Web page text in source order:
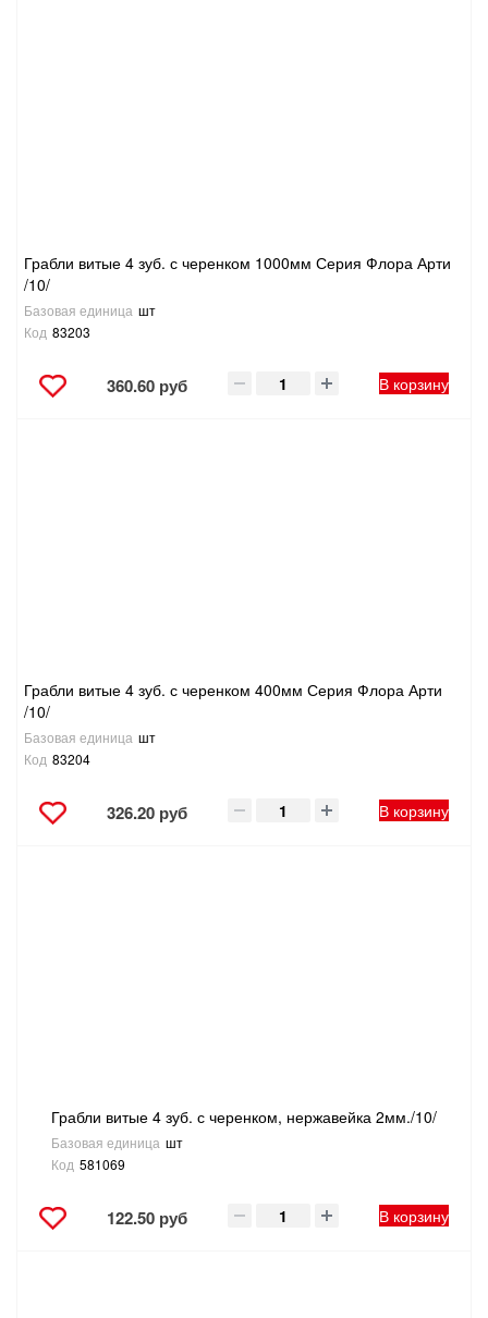
Грабли витые 4 зуб. с черенком 1000мм Серия Флора Арти
/10/
Базовая единица шт
Код 83203
360.60 руб В корзину
Грабли витые 4 зуб. с черенком 400мм Серия Флора Арти
/10/
Базовая единица шт
Код 83204
326.20 руб В корзину
Грабли витые 4 зуб. с черенком, нержавейка 2мм./10/
Базовая единица шт
Код 581069
122.50 руб В корзину